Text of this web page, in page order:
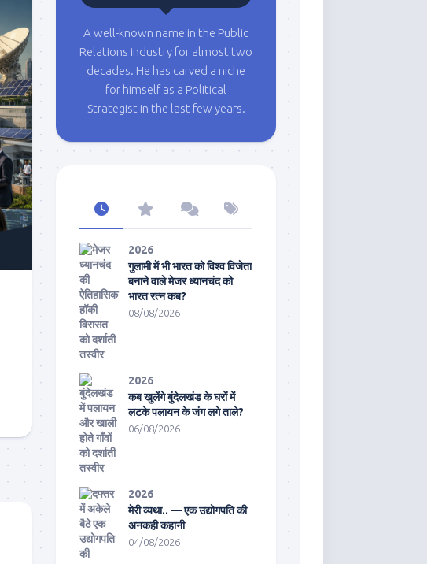
A well-known name in the Public
Relations industry for almost two
decades. He has carved a niche
for himself as a Political
Strategist in the last few years.
2026
गुलामी में भी भारत को विश्व विजेता
बनाने वाले मेजर ध्यानचंद को
भारत रत्न कब?
08/08/2026
2026
कब खुलेंगे बुंदेलखंड के घरों में
लटके पलायन के जंग लगे ताले?
06/08/2026
2026
मेरी व्यथा.. — एक उद्योगपति की
अनकही कहानी
04/08/2026